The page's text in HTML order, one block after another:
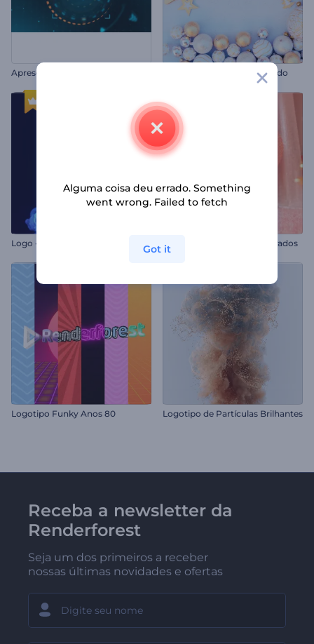
Abertura de Natal Abençoado
Logo - Rastro de Fumaça Dinâmico Abertura de Dia dos Namorados
Logotipo Funky Anos 80 Logotipo de Partículas Brilhantes
Receba a newsletter da
Renderforest
Seja um dos primeiros a receber
nossas últimas novidades e ofertas
Alguma coisa deu errado. Something
went wrong. Failed to fetch
Got it